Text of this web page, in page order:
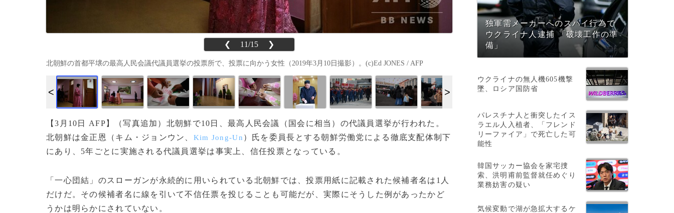
❮ 11/15 ❯
北朝鮮の首都平壌の最高人民会議代議員選挙の投票所で、投票に向かう女性（2019年3月10日撮影）。(c)Ed JONES / AFP
【3月10日 AFP】（写真追加）北朝鮮で10日、最高人民会議（国会に相当）の代議員選挙が行われた。
北朝鮮は金正恩（キム・ジョンウン、 Kim Jong-Un ）氏を委員長とする朝鮮労働党による徹底支配体制下
にあり、5年ごとに実施される代議員選挙は事実上、信任投票となっている。
「一心団結」のスローガンが永続的に用いられている北朝鮮では、投票用紙に記載された候補者名は1人
だけだ。その候補者名に線を引いて不信任票を投じることも可能だが、実際にそうした例があったかど
うかは明らかにされていない。
独軍需メーカーへのスパイ行為で
ウクライナ人逮捕 「破壊工作の準
備」
ウクライナの無人機605機撃
墜、ロシア国防省
パレスチナ人と衝突したイス
ラエル人入植者、「フレンド
リーファイア」で死亡した可
能性
韓国サッカー協会を家宅捜
索、洪明甫前監督就任めぐり
業務妨害の疑い
気候変動で湖が急拡大するケ